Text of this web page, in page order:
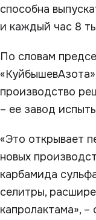
способна
и каждый час 8
По словам
производство
– ее завод
«Это открывает
новых
карбамида
селитры,
капролактама», –